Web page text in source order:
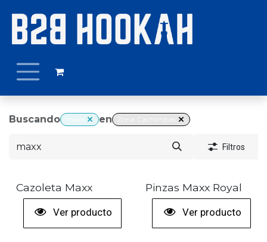
Buscando en Zona Cachimbas
Filtros
+ COLORES
Cazoleta Maxx
Ver producto + COLORES
Pinzas Maxx Royal
Ver producto